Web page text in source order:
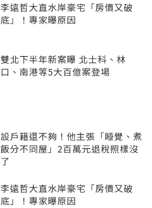
李遠哲大直水岸豪宅「房價又破
底」！專家曝原因
雙北下半年新案曝 北士科、林
口、南港等5大百億案登場
設戶籍還不夠！他主張「睡覺、煮
飯分不同屋」2百萬元退稅照樣沒
了
李遠哲大直水岸豪宅「房價又破
底」！專家曝原因